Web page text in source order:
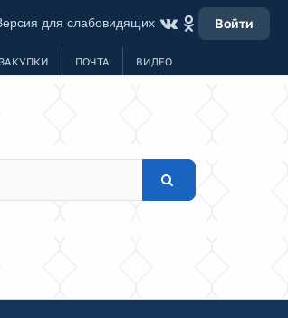
для слабовидящих Войти
ПОЧТА ВИДЕО